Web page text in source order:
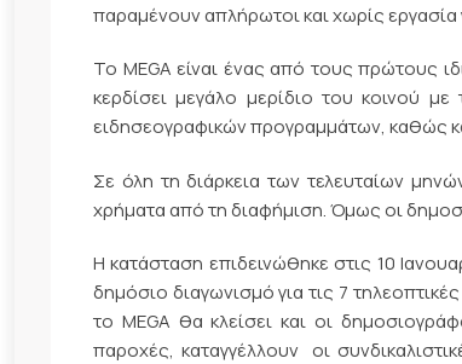
παραμένουν απλήρωτοι και χωρίς
Το MEGA είναι ένας από τους πρώτους
κερδίσει μεγάλο μερίδιο του κοινού
ειδησεογραφικών προγραμμάτων, καθώς
Σε όλη τη διάρκεια των τελευταίων
χρήματα από τη διαφήμιση. Όμως οι
Η κατάσταση επιδεινώθηκε στις 10
δημόσιο διαγωνισμό για τις 7
το ΜEGA θα κλείσει και οι
παροχές, καταγγέλλουν οι